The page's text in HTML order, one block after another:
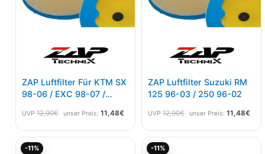
ZAP Luftfilter Für KTM SX
98-06 / EXC 98-07 /
UVP 12,90€ unser Preis: 11,48€
ZAP Luftfilter Suzuki RM
125 96-03 / 250 96-02
UVP 12,90€ unser Preis: 11,48€
-11%
Aktueller
-11%